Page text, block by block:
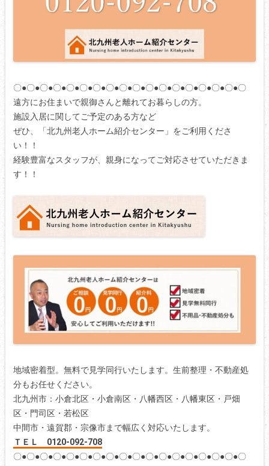
〇●〇●〇●〇●〇●〇●〇●〇●〇●〇●〇●〇●〇●〇●〇●〇●〇●〇
遠方にお住まいで親御さんと離れてお暮らしの方。
施設入居に関してご予定のある方など
ぜひ、「北九州老人ホーム紹介センター」をご利用くださ
い！！
経験豊富なスタッフが、親身になってご対応させていただきま
す！！
地域密着型。無料で見学同行いたします。生前整理・不動産処
分もお任せください。
北九州市：小倉北区・小倉南区・八幡西区・八幡東区・戸畑
区・門司区・若松区
中間市・遠賀郡・宗像市まで幅広く対応いたします。
ＴＥＬ 0120-092-708
〇●〇●〇●〇●〇●〇●〇●〇●〇●〇●〇●〇●〇●〇●〇●〇●〇●〇